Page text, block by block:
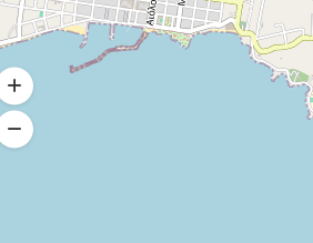
Βόρεια
Εύβοια 340